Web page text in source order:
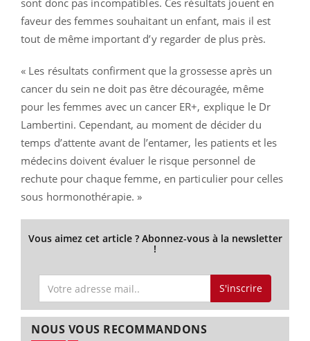
faveur des femmes souhaitant un enfant, mais il est
tout de même important d’y regarder de plus près.
« Les résultats confirment que la grossesse après un
cancer du sein ne doit pas être découragée, même
pour les femmes avec un cancer ER+, explique le Dr
Lambertini. Cependant, au moment de décider du
temps d’attente avant de l’entamer, les patients et les
médecins doivent évaluer le risque personnel de
rechute pour chaque femme, en particulier pour celles
sous hormonothérapie. »
Vous aimez cet article ? Abonnez-vous à la newsletter
!
S'inscrire
NOUS VOUS RECOMMANDONS